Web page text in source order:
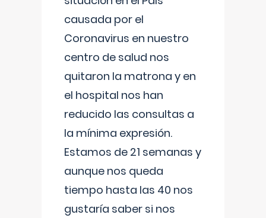
causada por el
Coronavirus en nuestro
centro de salud nos
quitaron la matrona y en
el hospital nos han
reducido las consultas a
la mínima expresión.
Estamos de 21 semanas y
aunque nos queda
tiempo hasta las 40 nos
gustaría saber si nos